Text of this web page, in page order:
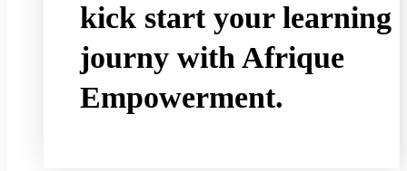
kick start your learning
journy with Afrique
Empowerment.